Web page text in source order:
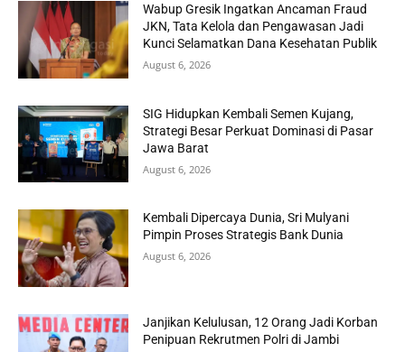
Wabup Gresik Ingatkan Ancaman Fraud
JKN, Tata Kelola dan Pengawasan Jadi
Kunci Selamatkan Dana Kesehatan Publik
August 6, 2026
SIG Hidupkan Kembali Semen Kujang,
Strategi Besar Perkuat Dominasi di Pasar
Jawa Barat
August 6, 2026
Kembali Dipercaya Dunia, Sri Mulyani
Pimpin Proses Strategis Bank Dunia
August 6, 2026
Janjikan Kelulusan, 12 Orang Jadi Korban
Penipuan Rekrutmen Polri di Jambi